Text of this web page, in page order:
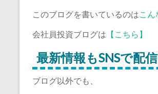
このブログを書いているのはこん
会社員投資ブログは 【こちら】
最新情報もSNSで配信
ブログ以外でも、